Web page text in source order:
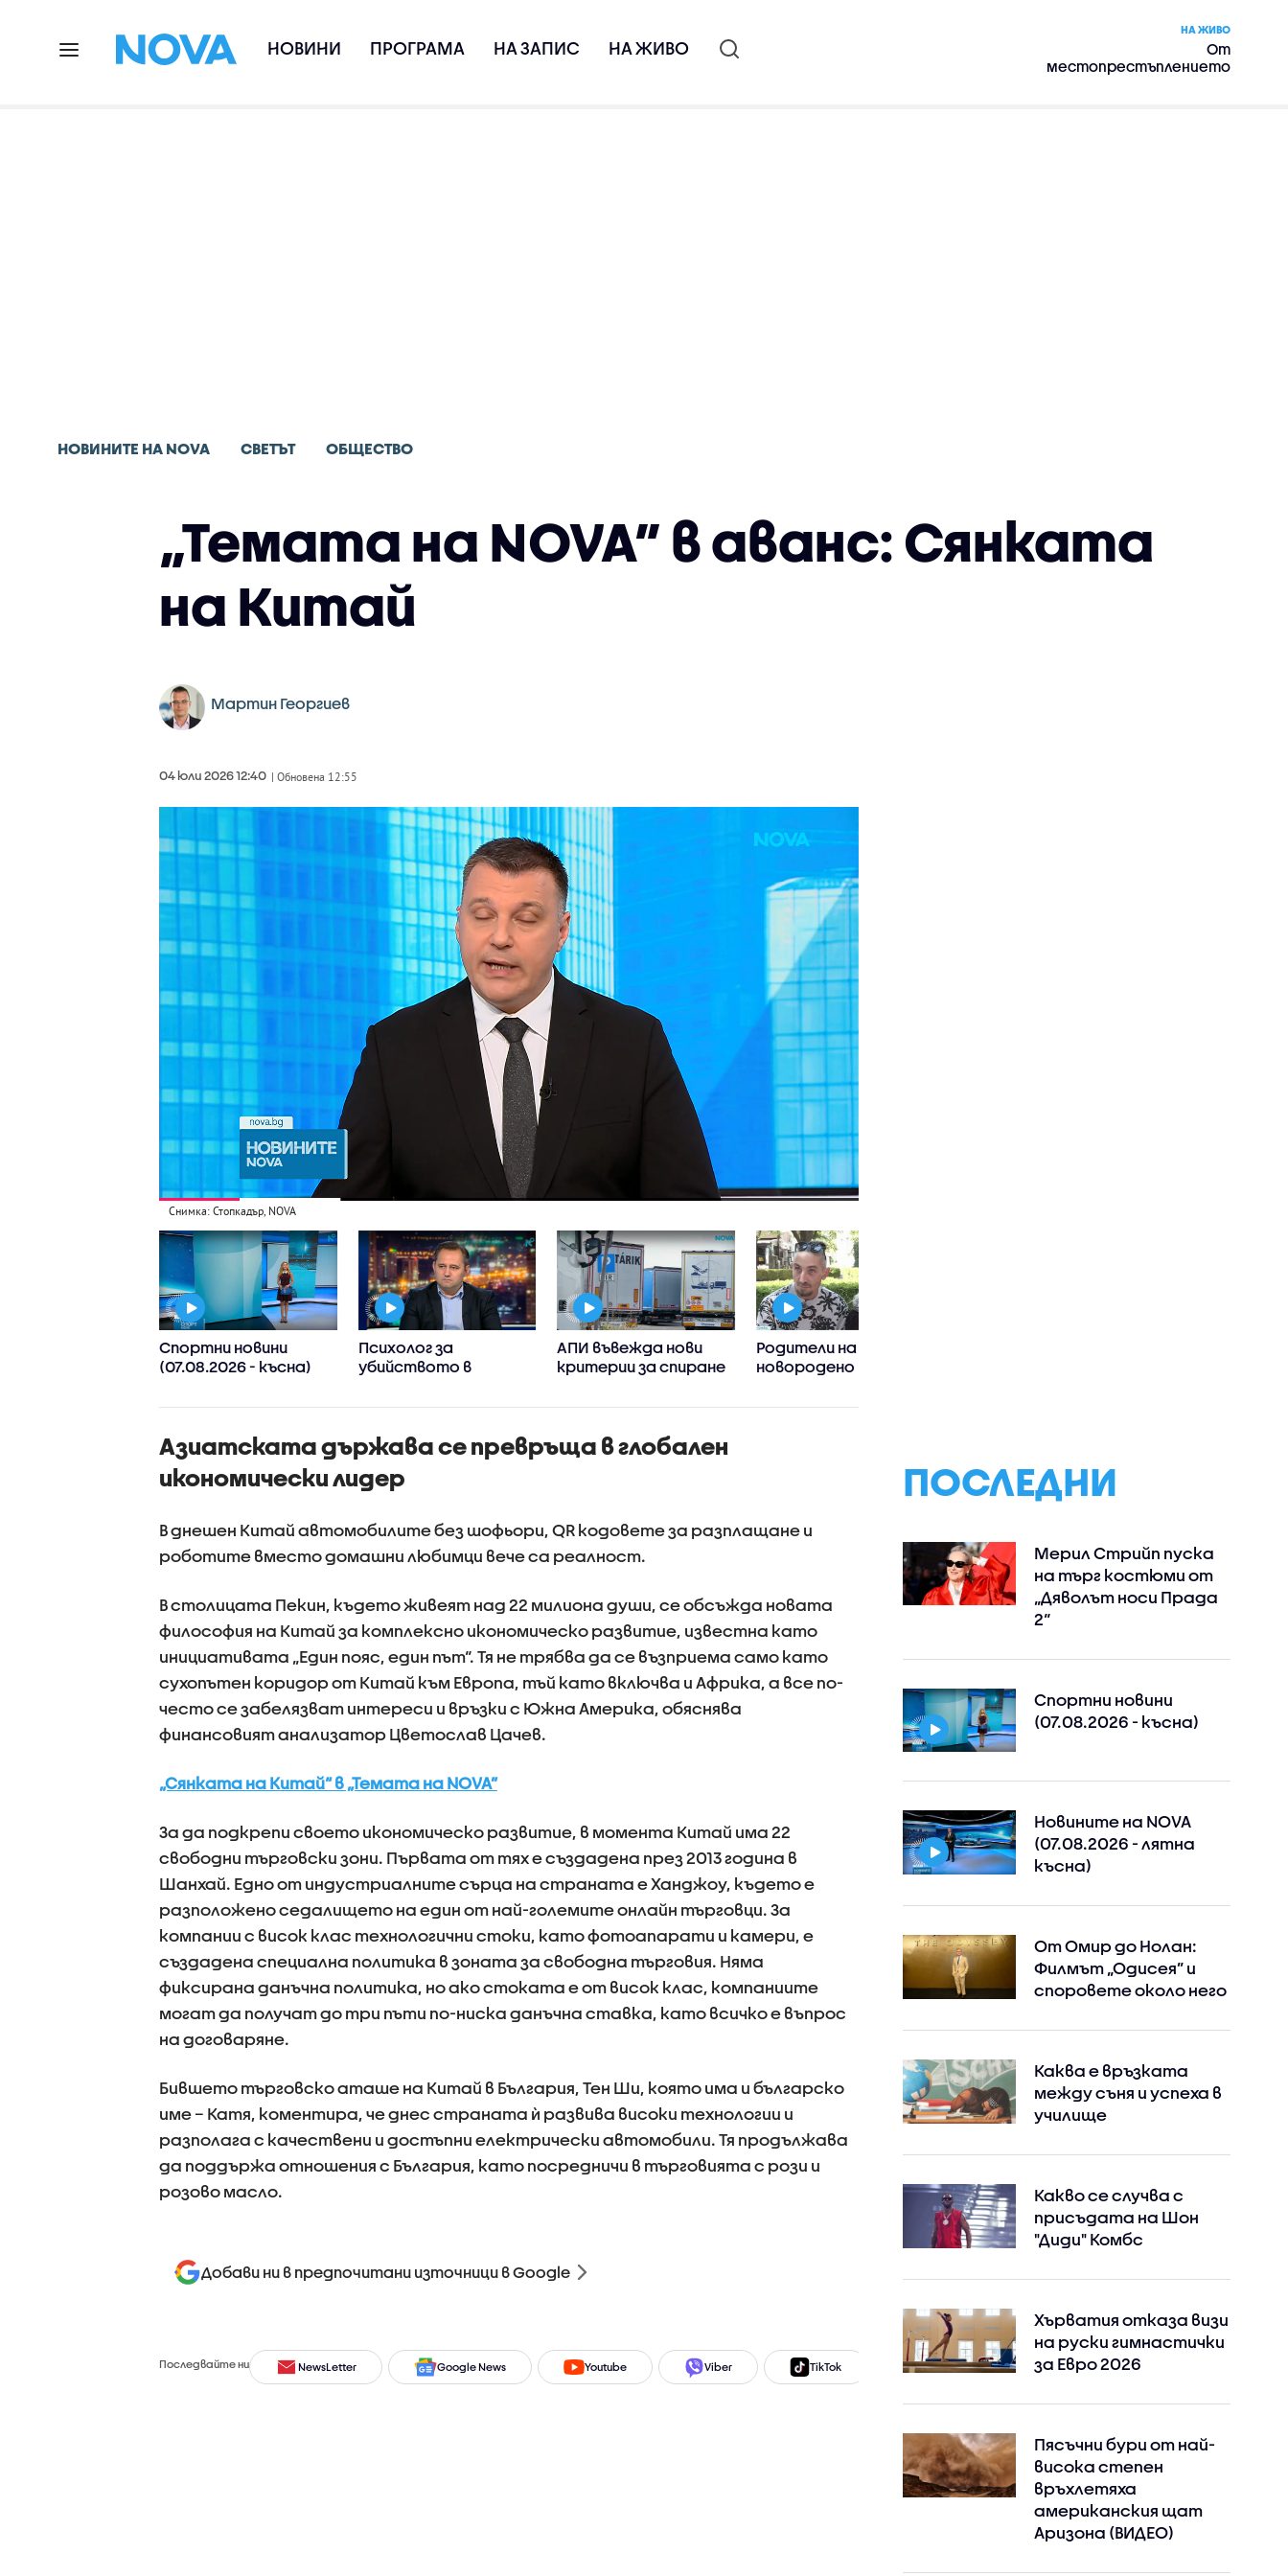
НОВИНИ ПРОГРАМА НА ЗАПИС НА ЖИВО
НА ЖИВО
От
местопрестъплението
НОВИНИТЕ НА NOVA СВЕТЪТ ОБЩЕСТВО
„Темата на NOVA” в аванс: Сянката
на Китай
Мартин Георгиев
04 юли 2026 12:40 | Обновена 12:55
Снимка: Стопкадър, NOVA
Спортни новини
(07.08.2026 - късна)
Психолог за
убийството в
Възрастните
за агресивно
поведение
АПИ въвежда нови
критерии за спиране
Родители на
новородено и
взаимни обвинения за
Азиатската държава се превръща в глобален
икономически лидер
В днешен Китай автомобилите без шофьори, QR кодовете за разплащане и
роботите вместо домашни любимци вече са реалност.
В столицата Пекин, където живеят над 22 милиона души, се обсъжда новата
философия на Китай за комплексно икономическо развитие, известна като
инициативата „Един пояс, един път“. Тя не трябва да се възприема само като
сухопътен коридор от Китай към Европа, тъй като включва и Африка, а все по-
често се забелязват интереси и връзки с Южна Америка, обяснява
финансовият анализатор Цветослав Цачев.
„Сянката на Китай“ в „Темата на NOVA”
За да подкрепи своето икономическо развитие, в момента Китай има 22
свободни търговски зони. Първата от тях е създадена през 2013 година в
Шанхай. Едно от индустриалните сърца на страната е Ханджоу, където е
разположено седалището на един от най-големите онлайн търговци. За
компании с висок клас технологични стоки, като фотоапарати и камери, е
създадена специална политика в зоната за свободна търговия. Няма
фиксирана данъчна политика, но ако стоката е от висок клас, компаниите
могат да получат до три пъти по-ниска данъчна ставка, като всичко е въпрос
на договаряне.
Бившето търговско аташе на Китай в България, Тен Ши, която има и българско
име – Катя, коментира, че днес страната ѝ развива високи технологии и
разполага с качествени и достъпни електрически автомобили. Тя продължава
да поддържа отношения с България, като посредничи в търговията с рози и
розово масло.
Добави ни в предпочитани източници в Google
Последвайте ни NewsLetter Google News Youtube Viber TikTok Instagram Facebook
ПОСЛЕДНИ
Мерил Стрийп пуска
на търг костюми от
„Дяволът носи Прада
2“
Спортни новини
(07.08.2026 - късна)
Новините на NOVA
(07.08.2026 - лятна
късна)
От Омир до Нолан:
Филмът „Одисея” и
споровете около него
Каква е връзката
между съня и успеха в
училище
Какво се случва с
присъдата на Шон
"Диди" Комбс
Хърватия отказа визи
на руски гимнастички
за Евро 2026
Пясъчни бури от най-
висока степен
връхлетяха
американския щат
Аризона (ВИДЕО)